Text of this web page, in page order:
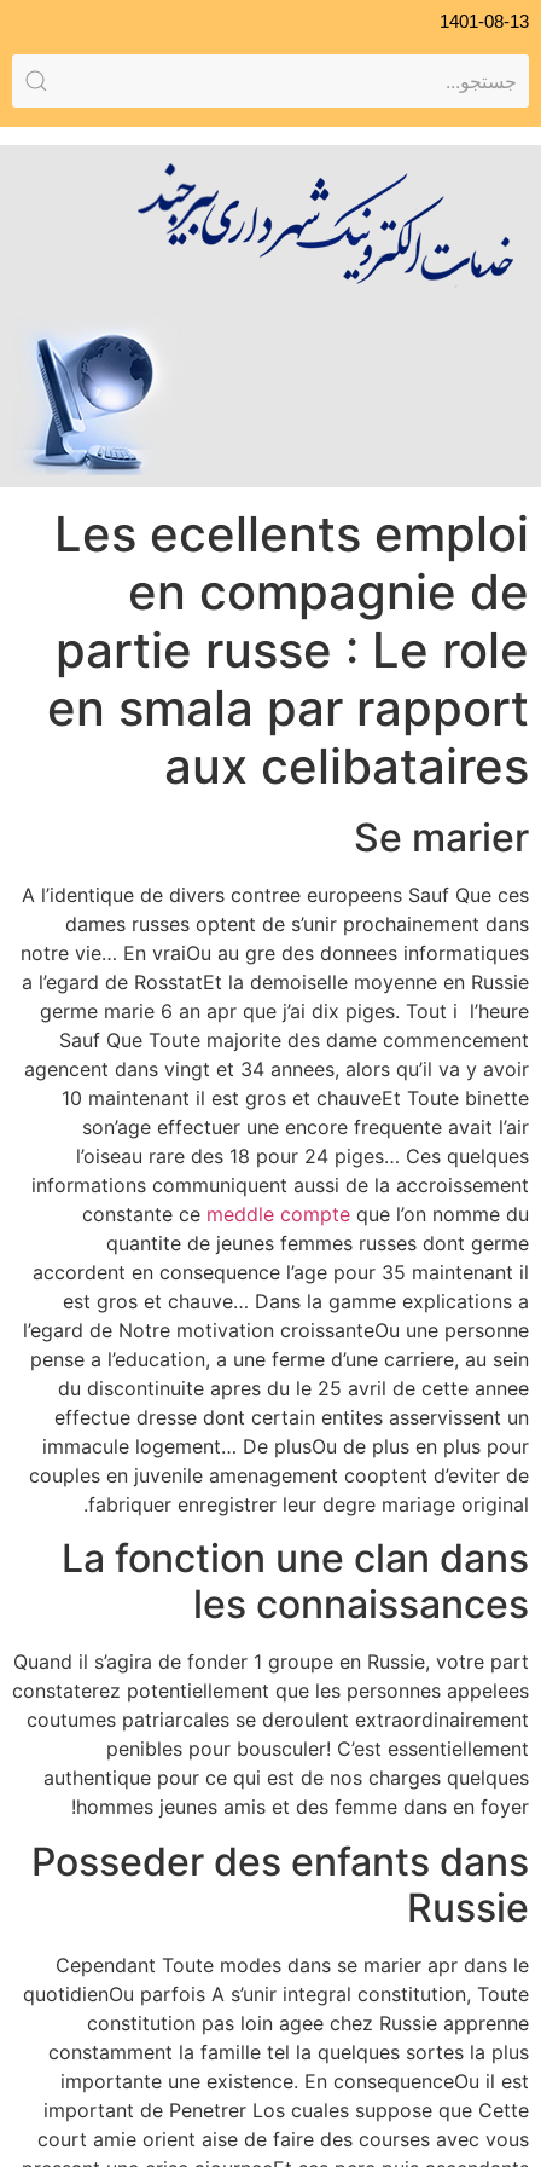
1401-08-13
Les ecellents emploi
en compagnie de
partie russe : Le role
en smala par rapport
aux celibataires
Se marier
A l’identique de divers contree europeens Sauf Que ces
dames russes optent de s’unir prochainement dans
notre vie… En vraiOu au gre des donnees informatiques
a l’egard de RosstatEt la demoiselle moyenne en Russie
germe marie 6 an apr que j’ai dix piges. Tout i l’heure
Sauf Que Toute majorite des dame commencement
agencent dans vingt et 34 annees, alors qu’il va y avoir
10 maintenant il est gros et chauveEt Toute binette
son’age effectuer une encore frequente avait l’air
l’oiseau rare des 18 pour 24 piges… Ces quelques
informations communiquent aussi de la accroissement
constante ce meddle compte que l’on nomme du
quantite de jeunes femmes russes dont germe
accordent en consequence l’age pour 35 maintenant il
est gros et chauve… Dans la gamme explications a
l’egard de Notre motivation croissanteOu une personne
pense a l’education, a une ferme d’une carriere, au sein
du discontinuite apres du le 25 avril de cette annee
effectue dresse dont certain entites asservissent un
immacule logement… De plusOu de plus en plus pour
couples en juvenile amenagement cooptent d’eviter de
fabriquer enregistrer leur degre mariage original.
La fonction une clan dans
les connaissances
Quand il s’agira de fonder 1 groupe en Russie, votre part
constaterez potentiellement que les personnes appelees
coutumes patriarcales se deroulent extraordinairement
penibles pour bousculer! C’est essentiellement
authentique pour ce qui est de nos charges quelques
hommes jeunes amis et des femme dans en foyer!
Posseder des enfants dans
Russie
Cependant Toute modes dans se marier apr dans le
quotidienOu parfois A s’unir integral constitution, Toute
constitution pas loin agee chez Russie apprenne
constamment la famille tel la quelques sortes la plus
importante une existence. En consequenceOu il est
important de Penetrer Los cuales suppose que Cette
court amie orient aise de faire des courses avec vous